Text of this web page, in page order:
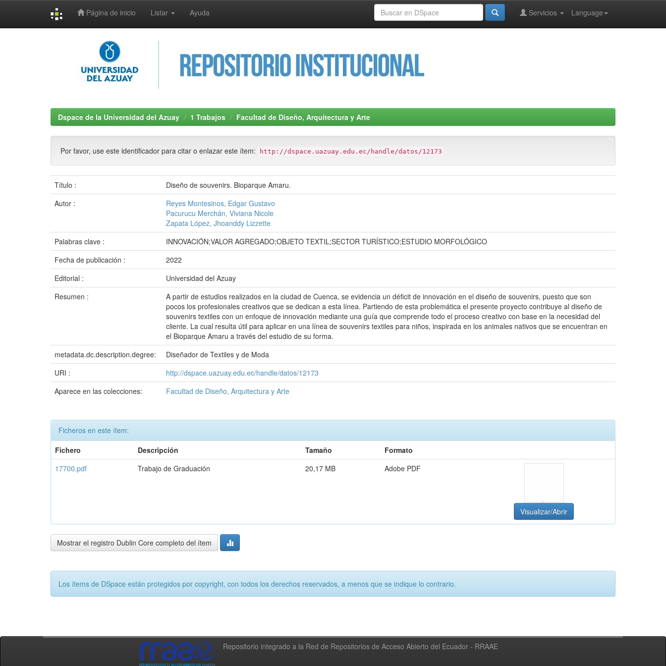
Página de inicio Listar Ayuda Language
Servicios
Dspace de la Universidad del Azuay 1 Trabajos Facultad de Diseño, Arquitectura y Arte
Por favor, use este identificador para citar o enlazar este ítem: http://dspace.uazuay.edu.ec/handle/datos/12173
Título :
Diseño de souvenirs. Bioparque Amaru.
Autor :
Reyes Montesinos, Edgar Gustavo
Pacurucu Merchán, Viviana Nicole
Zapata López, Jhoanddy Lizzette
Palabras clave :
INNOVACIÓN;VALOR AGREGADO;OBJETO TEXTIL;SECTOR TURÍSTICO;ESTUDIO MORFOLÓGICO
Fecha de publicación :
2022
Editorial :
Universidad del Azuay
Resumen :
A partir de estudios realizados en la ciudad de Cuenca, se evidencia un déficit de innovación en el diseño de souvenirs, puesto que son
pocos los profesionales creativos que se dedican a esta línea. Partiendo de esta problemática el presente proyecto contribuye al diseño de
souvenirs textiles con un enfoque de innovación mediante una guía que comprende todo el proceso creativo con base en la necesidad del
cliente. La cual resulta útil para aplicar en una línea de souvenirs textiles para niños, inspirada en los animales nativos que se encuentran en
el Bioparque Amaru a través del estudio de su forma.
metadata.dc.description.degree:
Diseñador de Textiles y de Moda
URI :
http://dspace.uazuay.edu.ec/handle/datos/12173
Aparece en las colecciones:
Facultad de Diseño, Arquitectura y Arte
Ficheros en este ítem:
Fichero
Descripción Tamaño
Formato
17700.pdf
Trabajo de Graduación 20,17 MB Adobe PDF
Visualizar/Abrir
Mostrar el registro Dublin Core completo del ítem
Los ítems de DSpace están protegidos por copyright, con todos los derechos reservados, a menos que se indique lo contrario.
Repositorio integrado a la Red de Repositorios de Acceso Abierto del Ecuador - RRAAE